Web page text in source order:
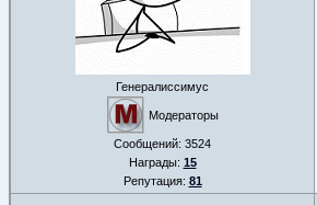
Генералиссимус
Модераторы
Сообщений: 3524
Награды: 15
Репутация: 81